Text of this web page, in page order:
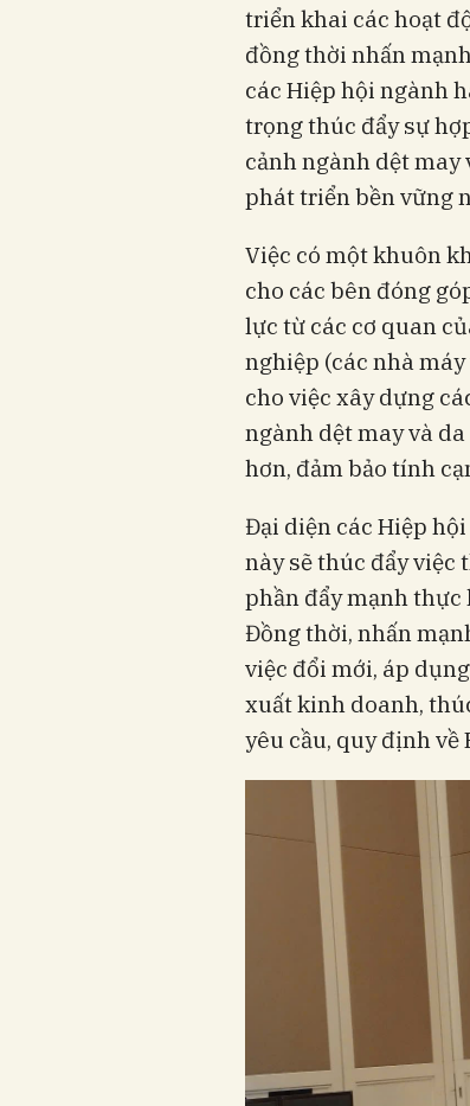
triển khai các hoạt
đồng thời nhấn
các Hiệp hội ngành
trọng thúc đẩy sự
cảnh ngành dệt may
phát triển bền vững
Việc có một khuôn
cho các bên đóng
lực từ các cơ quan
nghiệp (các nhà
cho việc xây dựng
ngành dệt may và
hơn, đảm bảo tính
Đại diện các Hiệp
này sẽ thúc đẩy việc
phần đẩy mạnh thực
Đồng thời, nhấn
việc đổi mới, áp
xuất kinh doanh,
yêu cầu, quy định về